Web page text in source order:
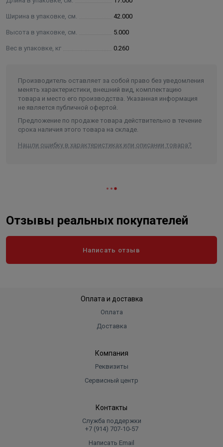
Ширина в упаковке, см. 42.000
Высота в упаковке, см. 5.000
Вес в упаковке, кг 0.260
Производитель оставляет за собой право без уведомления
менять характеристики, внешний вид, комплектацию
товара и место его производства. Указанная информация
не является публичной офертой.
Предложение по продаже товара действительно в течение
срока наличия этого товара на складе.
Нашли ошибку в характеристиках или описании товара?
Отзывы реальных покупателей
Написать отзыв
Оплата и доставка
Оплата
Доставка
Компания
Реквизиты
Сервисный центр
Контакты
Служба поддержки
+7 (914) 707‑10‑57
Написать Email